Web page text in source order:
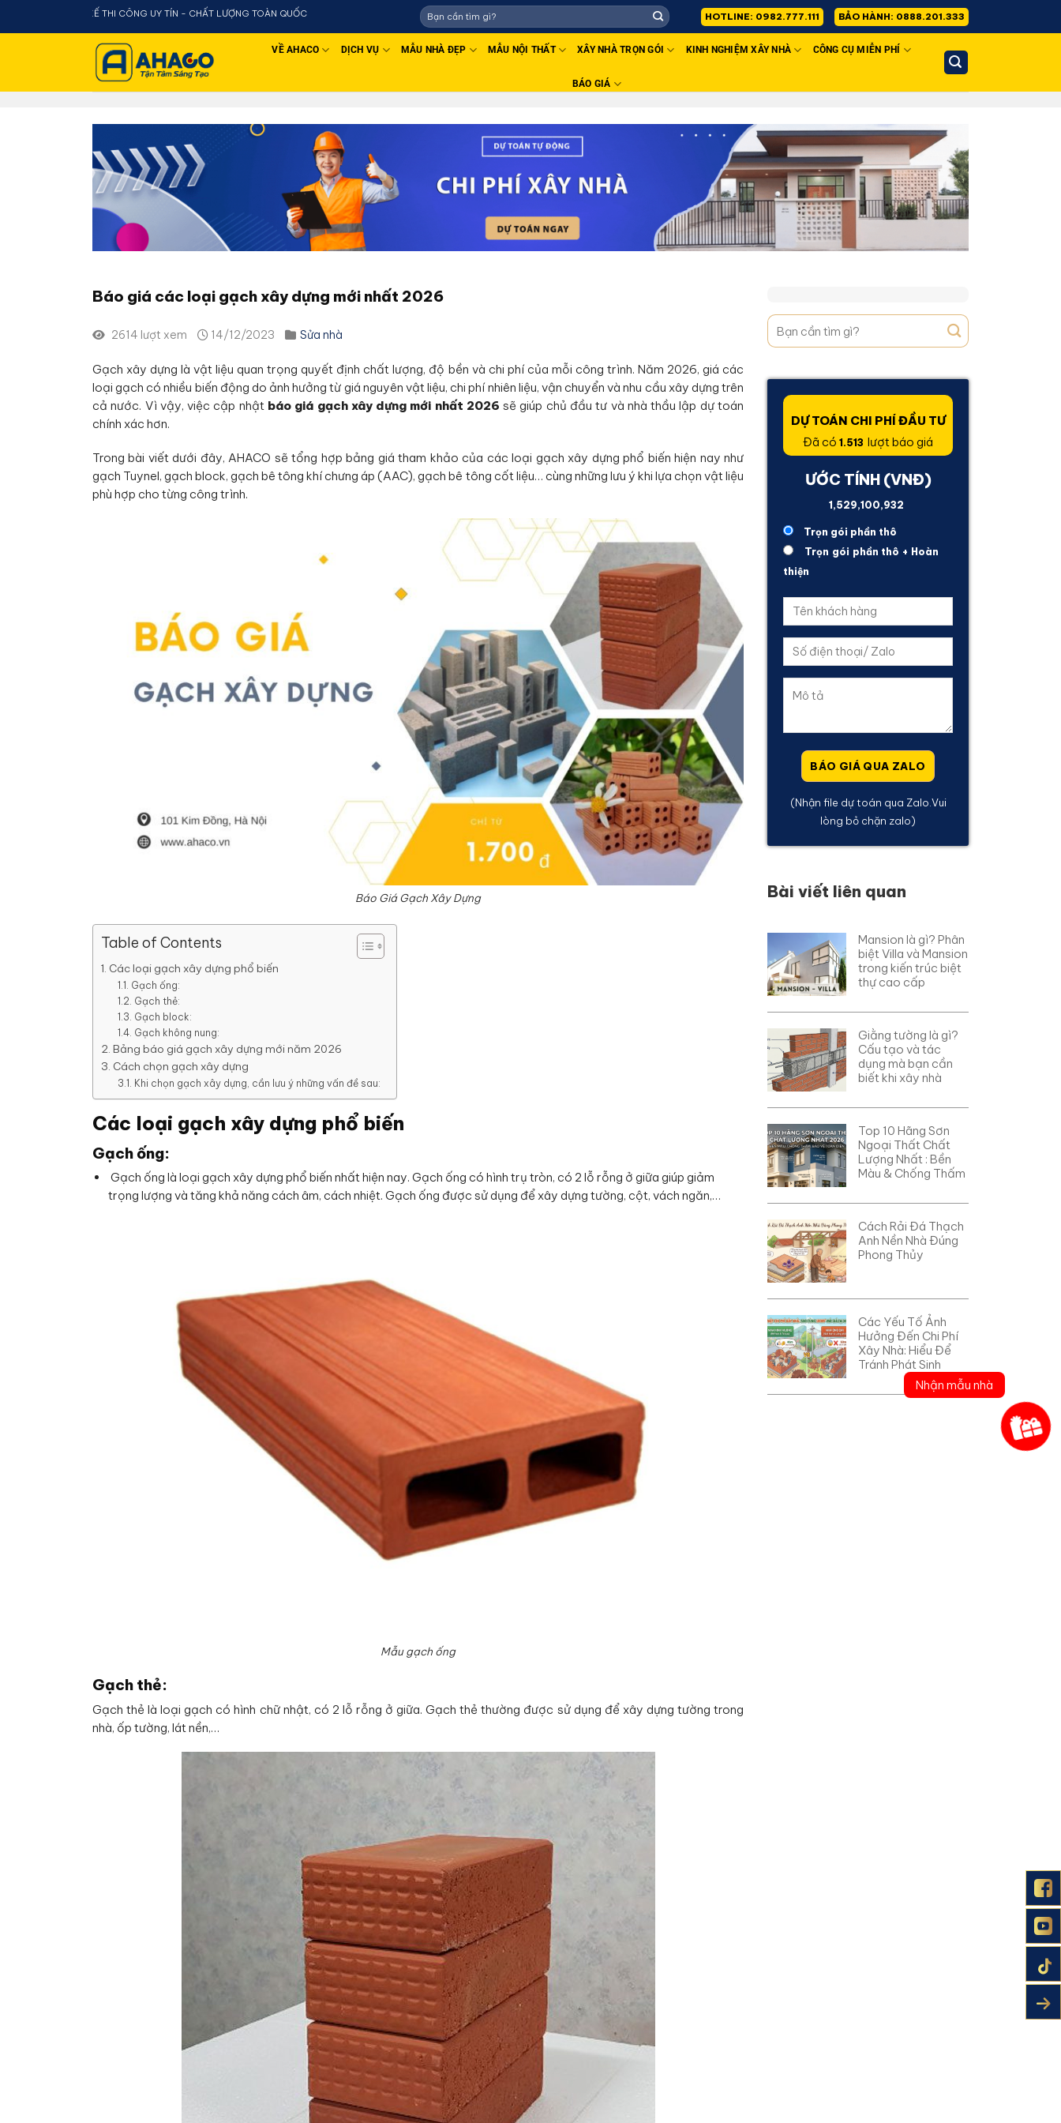
Nhận mẫu nhà
KẾ THI CÔNG UY TÍN - CHẤT LƯỢNG TOÀN QUỐC HOTLINE: 0982.777.111 BẢO HÀNH: 0888.201.333
VỀ AHACO DỊCH VỤ MẪU NHÀ ĐẸP MẪU NỘI THẤT XÂY NHÀ TRỌN GÓI KINH NGHIỆM XÂY NHÀ CÔNG CỤ MIỄN PHÍ
BÁO GIÁ
Báo giá các loại gạch xây dựng mới nhất 2026
2614 lượt xem 14/12/2023 Sửa nhà
Gạch xây dựng là vật liệu quan trọng quyết định chất lượng, độ bền và chi phí của mỗi công trình. Năm 2026, giá các
loại gạch có nhiều biến động do ảnh hưởng từ giá nguyên vật liệu, chi phí nhiên liệu, vận chuyển và nhu cầu xây dựng trên
cả nước. Vì vậy, việc cập nhật báo giá gạch xây dựng mới nhất 2026 sẽ giúp chủ đầu tư và nhà thầu lập dự toán
chính xác hơn.
Trong bài viết dưới đây, AHACO sẽ tổng hợp bảng giá tham khảo của các loại gạch xây dựng phổ biến hiện nay như
gạch Tuynel, gạch block, gạch bê tông khí chưng áp (AAC), gạch bê tông cốt liệu… cùng những lưu ý khi lựa chọn vật liệu
phù hợp cho từng công trình.
Báo Giá Gạch Xây Dựng
Table of Contents
Các loại gạch xây dựng phổ biến
Gạch ống:
Gạch thẻ:
Gạch block:
Gạch không nung:
Bảng báo giá gạch xây dựng mới năm 2026
Cách chọn gạch xây dựng
Khi chọn gạch xây dựng, cần lưu ý những vấn đề sau:
Các loại gạch xây dựng phổ biến
Gạch ống:
Gạch ống là loại gạch xây dựng phổ biến nhất hiện nay. Gạch ống có hình trụ tròn, có 2 lỗ rỗng ở giữa giúp giảm
trọng lượng và tăng khả năng cách âm, cách nhiệt. Gạch ống được sử dụng để xây dựng tường, cột, vách ngăn,…
Mẫu gạch ống
Gạch thẻ:
Gạch thẻ là loại gạch có hình chữ nhật, có 2 lỗ rỗng ở giữa. Gạch thẻ thường được sử dụng để xây dựng tường trong
nhà, ốp tường, lát nền,…
DỰ TOÁN CHI PHÍ ĐẦU TƯ
Đã có 1.513 lượt báo giá
ƯỚC TÍNH (VNĐ)
1,883,247,220
Trọn gói phần thô
Trọn gói phần thô + Hoàn
thiện
(Nhận file dự toán qua Zalo.Vui
lòng bỏ chặn zalo)
Bài viết liên quan
Mansion là gì? Phân
biệt Villa và Mansion
trong kiến trúc biệt
thự cao cấp
Giằng tường là gì?
Cấu tạo và tác
dụng mà bạn cần
biết khi xây nhà
Top 10 Hãng Sơn
Ngoại Thất Chất
Lượng Nhất : Bền
Màu & Chống Thấm
Cách Rải Đá Thạch
Anh Nền Nhà Đúng
Phong Thủy
Các Yếu Tố Ảnh
Hưởng Đến Chi Phí
Xây Nhà: Hiểu Để
Tránh Phát Sinh